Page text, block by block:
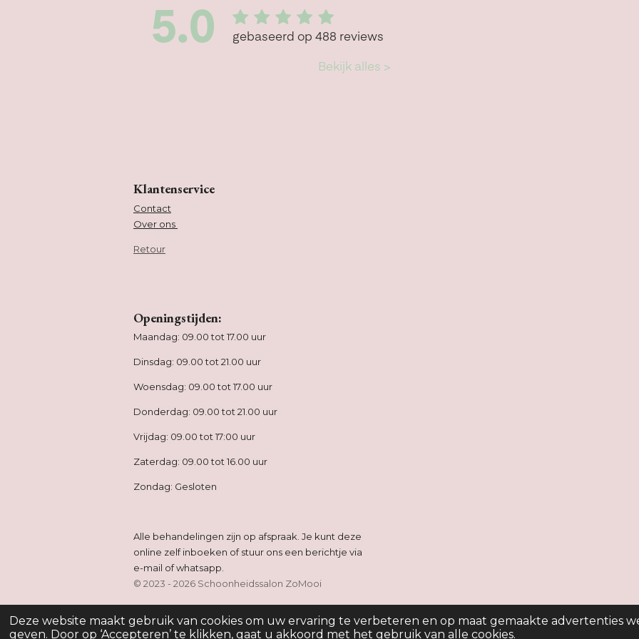
Deze website maakt gebruik van cookies om uw ervaring te verbeteren en op maat gemaakte advertenties
geven. Door op ‘Accepteren’ te klikken, gaat u akkoord met het gebruik van alle cookies.
Klantenservice
Contact
Over ons
Retour
Openingstijden:
Maandag: 09.00 tot 17.00 uur
Dinsdag: 09.00 tot 21.00 uur
Woensdag: 09.00 tot 17.00 uur
Donderdag: 09.00 tot 21.00 uur
Vrijdag: 09.00 tot 17:00 uur
Zaterdag: 09.00 tot 16.00 uur
Zondag: Gesloten
Alle behandelingen zijn op afspraak. Je kunt deze
online zelf inboeken of stuur ons een berichtje via
e-mail of whatsapp.
© 2023 - 2026 Schoonheidssalon ZoMooi